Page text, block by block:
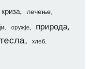
криза лечење
оружје природа
тесла хлеб